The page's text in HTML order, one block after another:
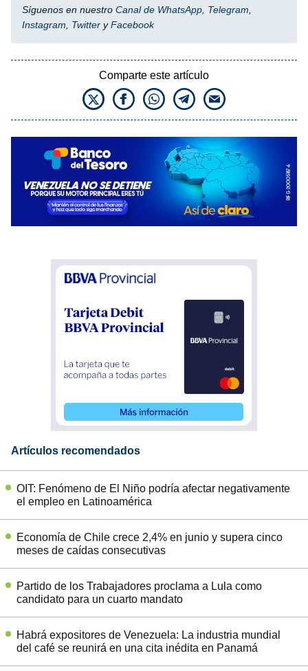
Síguenos en nuestro Canal de WhatsApp, Telegram,
Instagram, Twitter yFacebook
Comparte este artículo
Artículos recomendados
OIT: Fenómeno de El Niño podría afectar negativamente
el empleo en Latinoamérica
Economía de Chile crece 2,4% en junio y supera cinco
meses de caídas consecutivas
Partido de los Trabajadores proclama a Lula como
candidato para un cuarto mandato
Habrá expositores de Venezuela: La industria mundial
del café se reunirá en una cita inédita en Panamá